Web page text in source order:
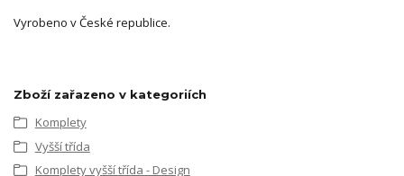
Vyrobeno v České republice.
Zboží zařazeno v kategoriích
Komplety
Vyšší třída
Komplety vyšší třída - Design